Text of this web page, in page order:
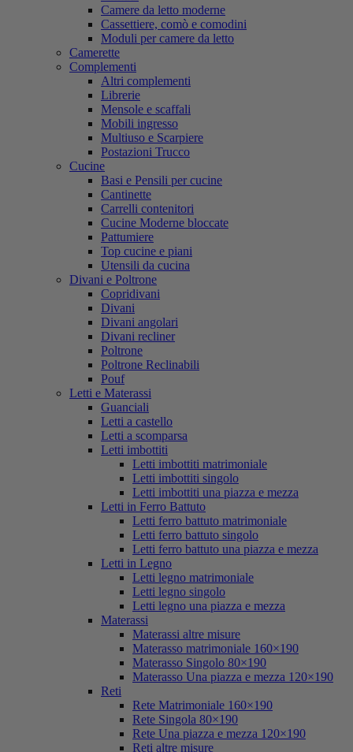
Camere da letto moderne
Cassettiere, comò e comodini
Moduli per camere da letto
Camerette
Complementi
Altri complementi
Librerie
Mensole e scaffali
Mobili ingresso
Multiuso e Scarpiere
Postazioni Trucco
Cucine
Basi e Pensili per cucine
Cantinette
Carrelli contenitori
Cucine Moderne bloccate
Pattumiere
Top cucine e piani
Utensili da cucina
Divani e Poltrone
Copridivani
Divani
Divani angolari
Divani recliner
Poltrone
Poltrone Reclinabili
Pouf
Letti e Materassi
Guanciali
Letti a castello
Letti a scomparsa
Letti imbottiti
Letti imbottiti matrimoniale
Letti imbottiti singolo
Letti imbottiti una piazza e mezza
Letti in Ferro Battuto
Letti ferro battuto matrimoniale
Letti ferro battuto singolo
Letti ferro battuto una piazza e mezza
Letti in Legno
Letti legno matrimoniale
Letti legno singolo
Letti legno una piazza e mezza
Materassi
Materassi altre misure
Materasso matrimoniale 160×190
Materasso Singolo 80×190
Materasso Una piazza e mezza 120×190
Reti
Rete Matrimoniale 160×190
Rete Singola 80×190
Rete Una piazza e mezza 120×190
Reti altre misure